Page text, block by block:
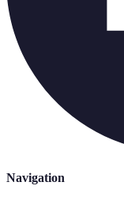
Navigation